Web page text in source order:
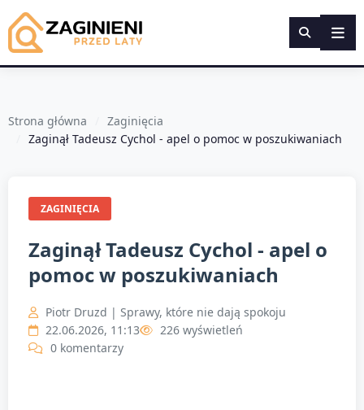
Strona główna
Zaginięcia
Zaginął Tadeusz Cychol - apel o pomoc w poszukiwaniach
ZAGINIĘCIA
Zaginął Tadeusz Cychol - apel o
pomoc w poszukiwaniach
Piotr Druzd | Sprawy, które nie dają spokoju
22.06.2026, 11:13
226 wyświetleń
0 komentarzy